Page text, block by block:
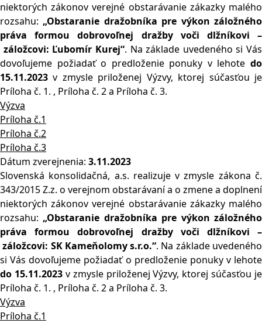
niektorých zákonov verejné obstarávanie zákazky malého
rozsahu: „Obstaranie dražobníka pre výkon záložného
práva formou dobrovoľnej dražby voči dlžníkovi –
záložcovi: Ľubomír Kurej“. Na základe uvedeného si Vás
dovoľujeme požiadať o predloženie ponuky v lehote do
15.11.2023 v zmysle priloženej Výzvy, ktorej súčasťou je
Príloha č. 1. , Príloha č. 2 a Príloha č. 3.
Výzva
Príloha č.1
Príloha č.2
Príloha č.3
Dátum zverejnenia: 3.11.2023
Slovenská konsolidačná, a.s. realizuje v zmysle zákona č.
343/2015 Z.z. o verejnom obstarávaní a o zmene a doplnení
niektorých zákonov verejné obstarávanie zákazky malého
rozsahu: „Obstaranie dražobníka pre výkon záložného
práva formou dobrovoľnej dražby voči dlžníkovi –
záložcovi: SK Kameňolomy s.r.o.“. Na základe uvedeného
si Vás dovoľujeme požiadať o predloženie ponuky v lehote
do 15.11.2023v zmysle priloženej Výzvy, ktorej súčasťou je
Príloha č. 1. , Príloha č. 2 a Príloha č. 3.
Výzva
Príloha č.1